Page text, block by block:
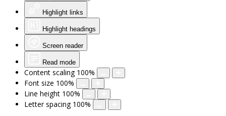
Highlight links
Highlight headings
Screen reader
Read mode
Content scaling 100%
Font size 100%
Line height 100%
Letter spacing 100%